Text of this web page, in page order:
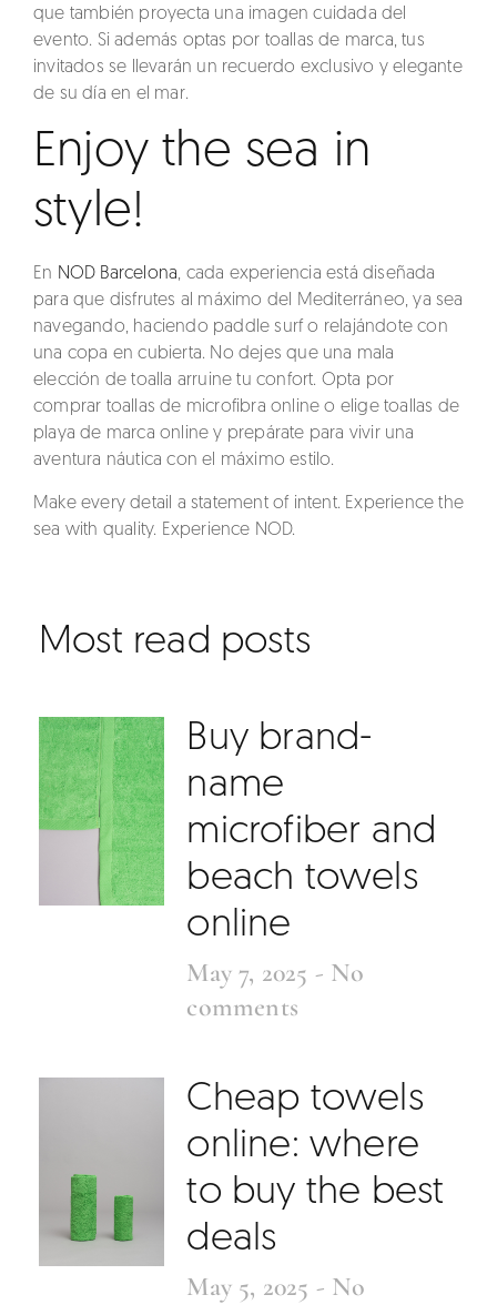
que también proyecta una imagen cuidada del
evento. Si además optas por toallas de marca, tus
invitados se llevarán un recuerdo exclusivo y elegante
de su día en el mar.
Enjoy the sea in
style!
En NOD Barcelona, cada experiencia está diseñada
para que disfrutes al máximo del Mediterráneo, ya sea
navegando, haciendo paddle surf o relajándote con
una copa en cubierta. No dejes que una mala
elección de toalla arruine tu confort. Opta por
comprar toallas de microfibra online o eligetoallas de
playa de marca online y prepárate para vivir una
aventura náutica con el máximo estilo.
Make every detail a statement of intent. Experience the
sea with quality. Experience NOD.
Most read posts
Buy brand-
name
microfiber and
beach towels
online
May 7, 2025
No
comments
Cheap towels
online: where
to buy the best
deals
May 5, 2025
No